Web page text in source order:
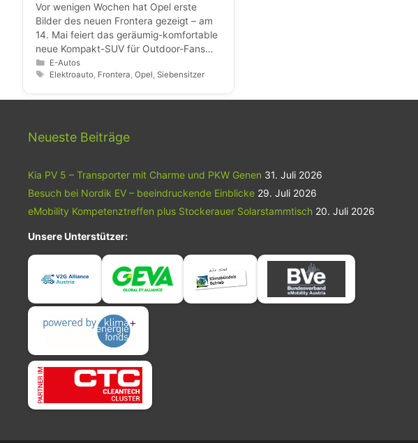
Vor wenigen Wochen hat Opel erste
Bilder des neuen Frontera gezeigt – am
14. Mai feiert das geräumig-komfortable
neue Kompakt-SUV für Outdoor-Fans
und Familien seine Weltpremiere. In
Istanbul enthüllte Opel CEO Florian
Opel Frontera vor großem Publikum
sowie zahlreichen Journalisten. Zugleich
auf: So gab die deutsche Marke
bekannt, dass der neue Opel Frontera
bereithalten wird – er ist so geräumig,
dass er künftig auch als Siebensitzer
bestellbar sein wird.
Kategorien
E-Autos
Schlagwörter
Elektroauto Frontera ,Opel ,Siebensitzer
Neueste Beiträge
Kia PV 5 – Transporter mit Charme und PKW Genen 31. Juli 2026
Besuch bei Nordik EV – beeindruckende Einblicke 29. Juli 2026
eMobility Kompetenztreffen plus Stockerauer Solarstammtisch 20. Juli 2026
Unsere Unterstützer: